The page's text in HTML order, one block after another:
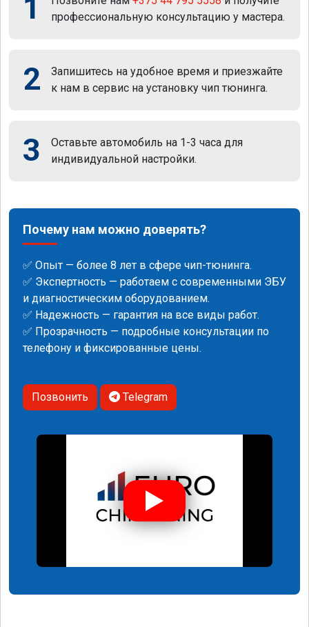
1
профессиональную консультацию у мастера.
2
Запишитесь на удобное время и приезжайте
к нам в сервис на установку чип тюнинга.
3
Оставьте автомобиль на 1-3 часа для
индивидуальной настройки.
Почему нам можно доверять?
✅ Опыт — более 8 лет в сфере чип-тюнинга.
✅ Экспертность — работаем с современными ЭБУ
и диагностическим оборудованием.
✅ Надежность — гарантия на все виды работ.
✅ Прозрачность — подробные консультации по
телефону и фиксированные цены.
Позвонить Telegram